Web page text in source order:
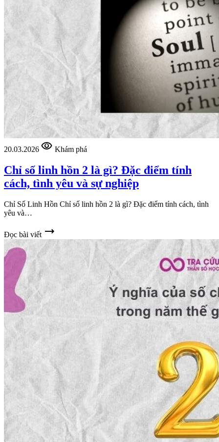
20.03.2026 visibility Khám phá
Chỉ số linh hồn 2 là gì? Đặc điểm tính
cách, tình yêu và sự nghiệp
Chỉ Số Linh Hồn Chỉ số linh hồn 2 là gì? Đặc điểm tính cách, tình
yêu và…
Đọc bài viết trending_flat